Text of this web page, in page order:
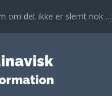
om det ikke er slemt nok …